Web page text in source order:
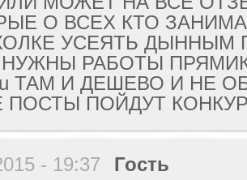
О ВСЕХ КТО
УСЕЯТЬ ДЫННЫМ
РАБОТЫ
ТАМ И ДЕШЕВО И НЕ
ПОСТЫ ПОЙДУТ
- 19:37
Гость